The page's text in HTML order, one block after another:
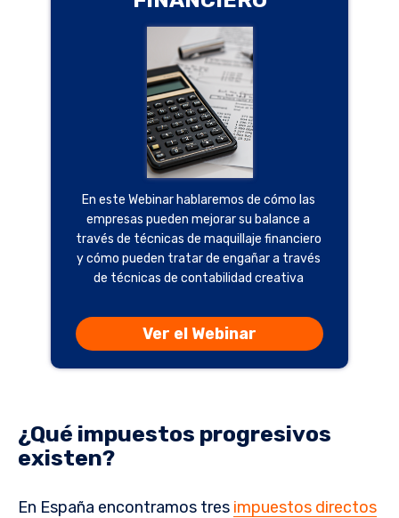
En este Webinar hablaremos de cómo las
empresas pueden mejorar su balance a
través de técnicas de maquillaje financiero
y cómo pueden tratar de engañar a través
de técnicas de contabilidad creativa
Ver el Webinar
¿Qué impuestos progresivos
existen?
En España encontramos tres impuestos directos